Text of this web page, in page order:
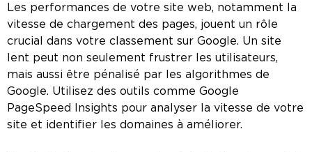
Les performances de votre site web, notamment la
vitesse de chargement des pages, jouent un rôle
crucial dans votre classement sur Google. Un site
lent peut non seulement frustrer les utilisateurs,
mais aussi être pénalisé par les algorithmes de
Google. Utilisez des outils comme Google
PageSpeed Insights pour analyser la vitesse de votre
site et identifier les domaines à améliorer.